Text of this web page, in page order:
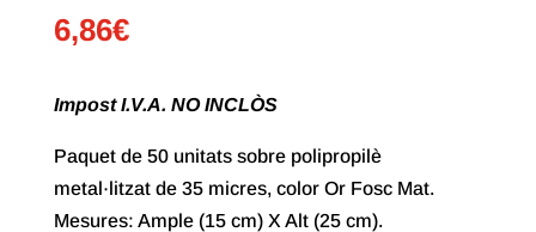
6,86€
Impost I.V.A. NO INCLÒS
Paquet de 50 unitats sobre polipropilè
metal·litzat de 35 micres, color Or Fosc Mat.
Mesures: Ample (15 cm) X Alt (25 cm).